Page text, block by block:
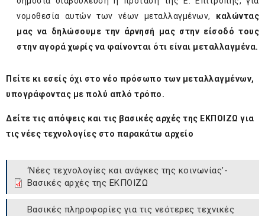
νομοθεσία αυτών των νέων μεταλλαγμένων, καλώντας
μας να δηλώσουμε την άρνησή μας στην είσοδό τους
στην αγορά χωρίς να φαίνονται ότι είναι μεταλλαγμένα.
Πείτε κι εσείς όχι στο νέο πρόσωπο των μεταλλαγμένων,
υπογράφοντας με πολύ απλό τρόπο.
Δείτε τις απόψεις και τις βασικές αρχές της ΕΚΠΟΙΖΩ για
τις νέες τεχνολογίες στο παρακάτω αρχείο
‘Νέες τεχνολογίες και ανάγκες της κοινωνίας’-
Βασικές αρχές της ΕΚΠΟΙΖΩ
Βασικές πληροφορίες για τις νεότερες τεχνικές